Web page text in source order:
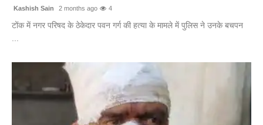
Kashish Sain 2 months ago 4
टोंक में नगर परिषद के ठेकेदार पवन गर्ग की हत्या के मामले में पुलिस ने उनके बचपन